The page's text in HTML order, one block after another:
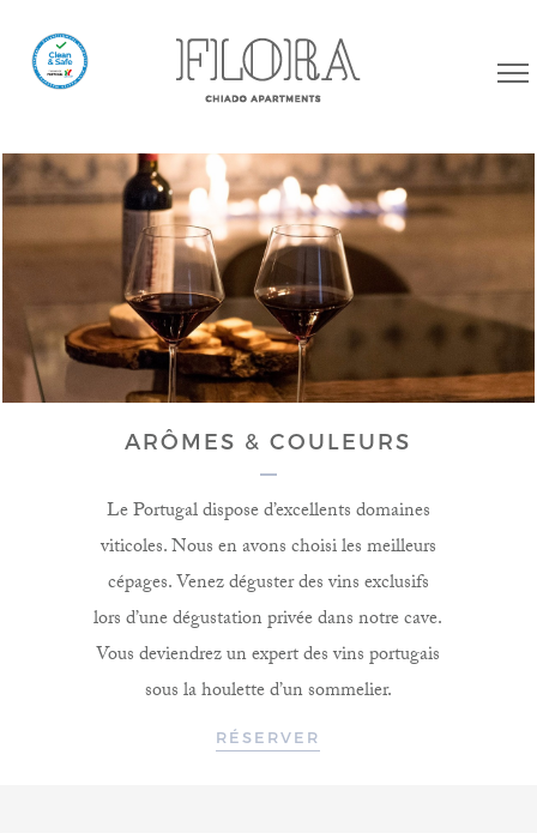
ARÔMES & COULEURS
Le Portugal dispose d’excellents domaines
viticoles. Nous en avons choisi les meilleurs
cépages. Venez déguster des vins exclusifs
lors d’une dégustation privée dans notre cave.
Vous deviendrez un expert des vins portugais
sous la houlette d’un sommelier.
RÉSERVER